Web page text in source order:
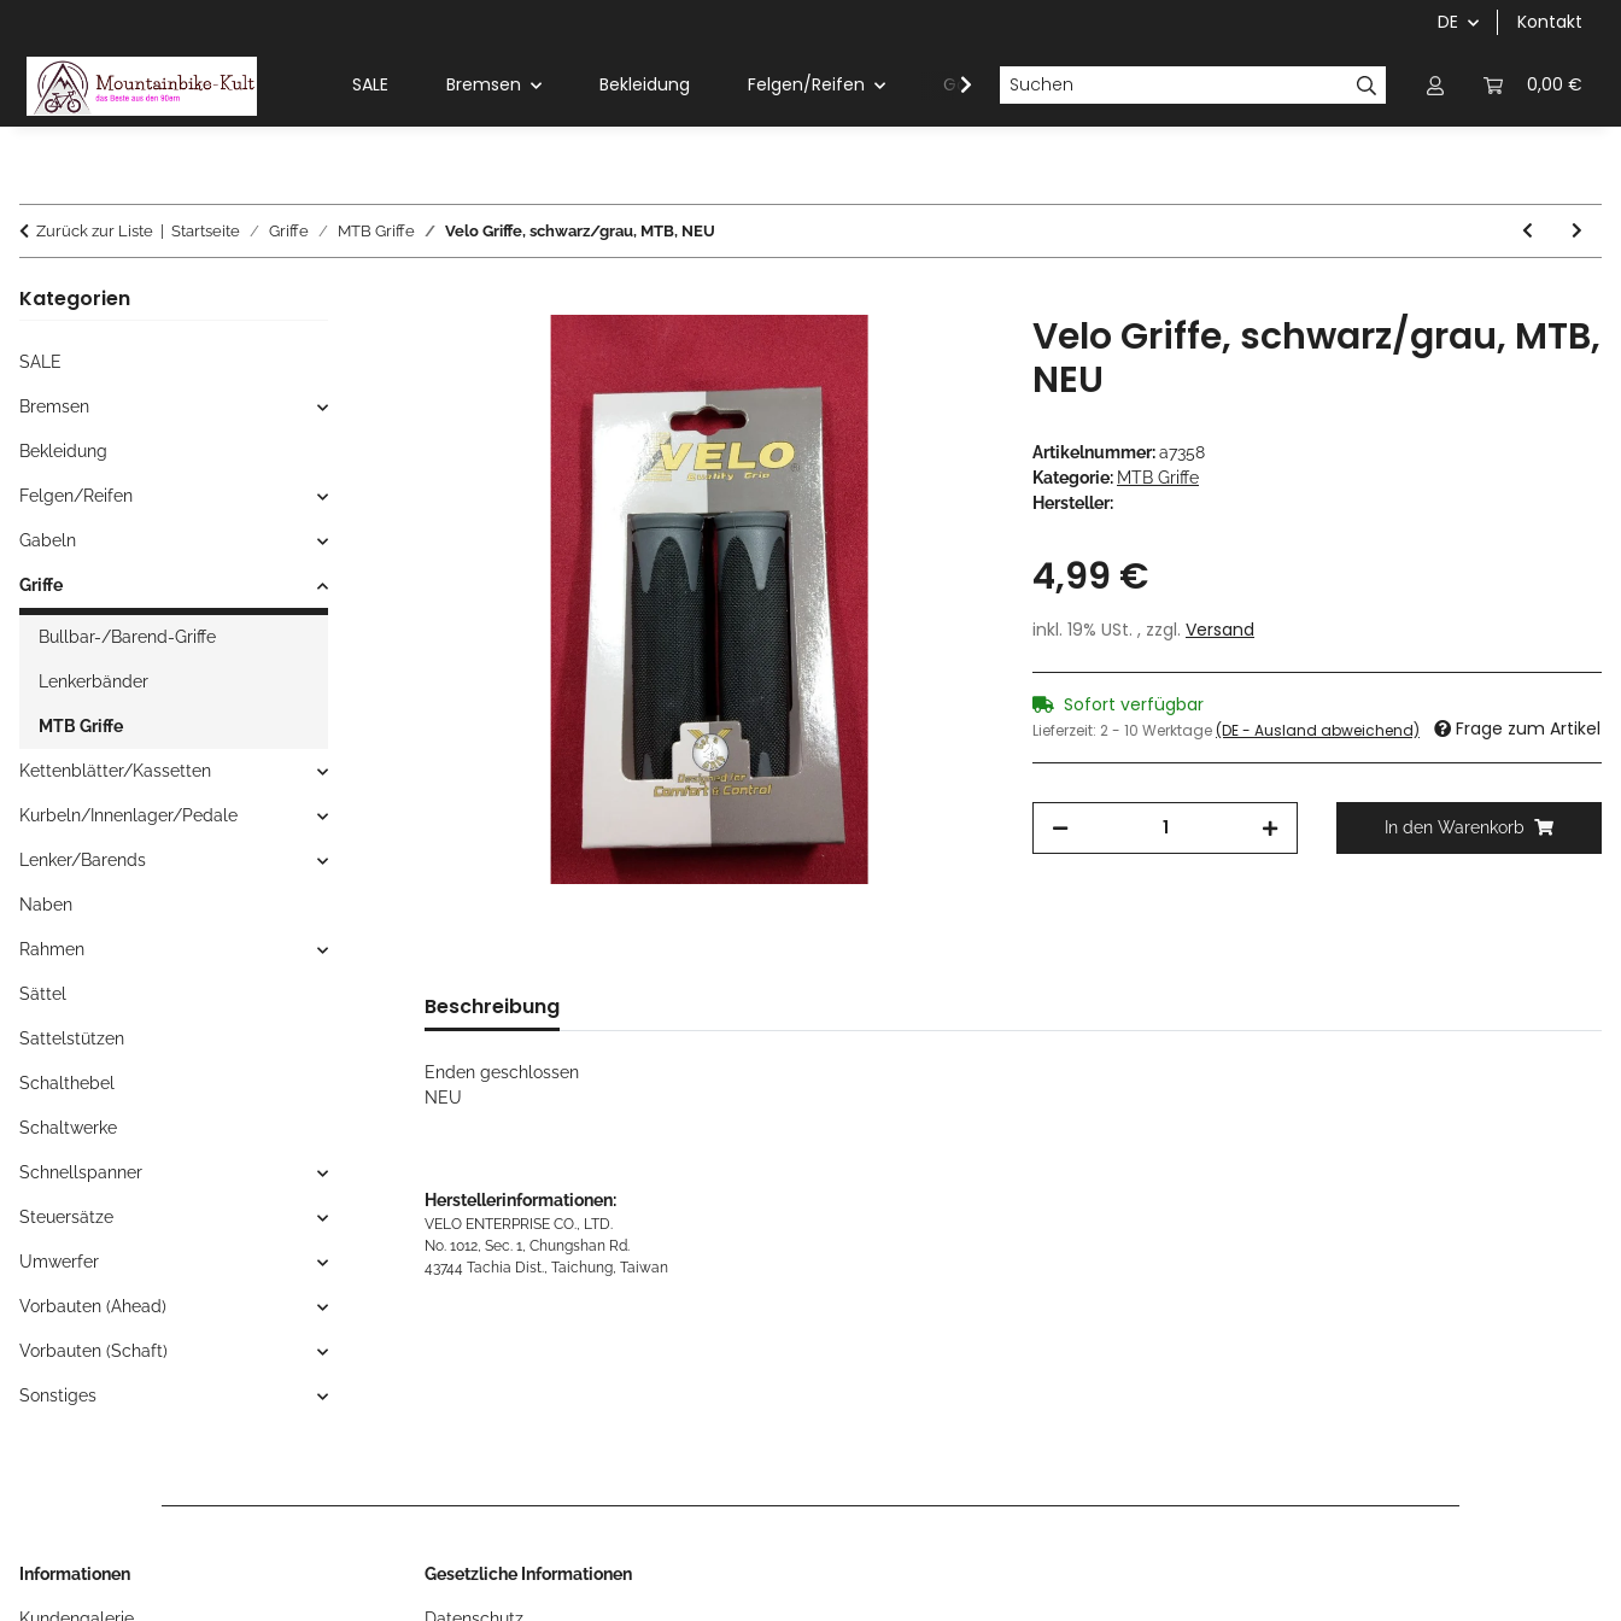
DE Kontakt
0,00 €
SALE Bremsen Bekleidung Felgen/Reifen Gabeln Kettenblätter/Kassetten Kurbeln/
Zurück zur Liste Startseite Griffe MTB Griffe Velo Griffe, schwarz/grau, MTB, NEU
Velo Griffe, schwarz/grau, MTB,
NEU
Artikelnummer:a7358
Kategorie: MTB Griffe
Hersteller:
4,99 €
inkl. 19% USt. , zzgl. Versand
Sofort verfügbar
Lieferzeit: 2 - 10 Werktage(DE - Ausland abweichend) Frage zum Artikel
In den Warenkorb
Beschreibung
Enden geschlossen
NEU
Herstellerinformationen:
VELO ENTERPRISE CO., LTD.
No. 1012, Sec. 1, Chungshan Rd.
43744 Tachia Dist., Taichung, Taiwan
Kategorien
SALE
Bremsen
Bekleidung
Felgen/Reifen
Gabeln
Griffe
Bullbar-/Barend-Griffe
Lenkerbänder
MTB Griffe
Kettenblätter/Kassetten
Kurbeln/Innenlager/Pedale
Lenker/Barends
Naben
Rahmen
Sättel
Sattelstützen
Schalthebel
Schaltwerke
Schnellspanner
Steuersätze
Umwerfer
Vorbauten (Ahead)
Vorbauten (Schaft)
Sonstiges
Informationen Gesetzliche Informationen